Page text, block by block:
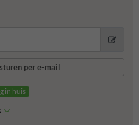
per e-mail
in huis